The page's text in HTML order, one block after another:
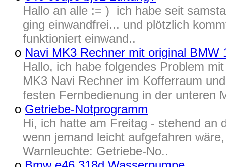
Hallo an alle := ) ich habe seit
ging einwandfrei... und plötzlich
funktioniert einwand..
o Navi MK3 Rechner mit original BMW
Hallo, ich habe folgendes Problem
MK3 Navi Rechner im Kofferraum
festen Fernbedienung in der unteren
o Getriebe-Notprogramm
Hi, ich hatte am Freitag - stehend an
wenn jemand leicht aufgefahren
Warnleuchte: Getriebe-No..